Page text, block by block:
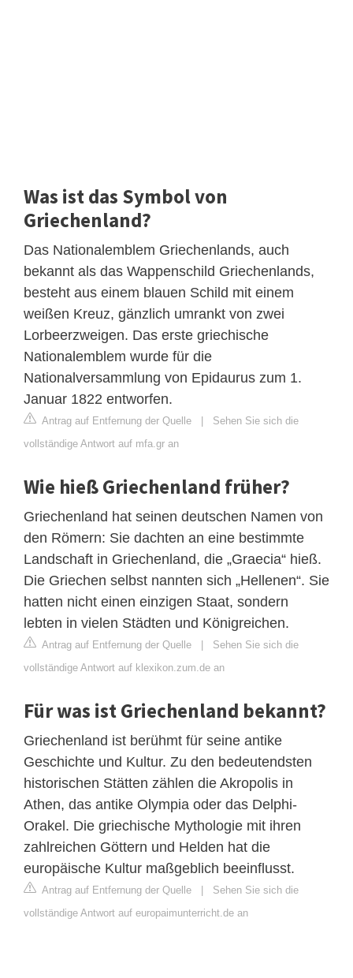
Was ist das Symbol von
Griechenland?
Das Nationalemblem Griechenlands, auch
bekannt als das Wappenschild Griechenlands,
besteht aus einem blauen Schild mit einem
weißen Kreuz, gänzlich umrankt von zwei
Lorbeerzweigen. Das erste griechische
Nationalemblem wurde für die
Nationalversammlung von Epidaurus zum 1.
Januar 1822 entworfen.
Antrag auf Entfernung der Quelle | Sehen Sie sich die
vollständige Antwort auf mfa.gr an
Wie hieß Griechenland früher?
Griechenland hat seinen deutschen Namen von
den Römern: Sie dachten an eine bestimmte
Landschaft in Griechenland, die „Graecia“ hieß.
Die Griechen selbst nannten sich „Hellenen“. Sie
hatten nicht einen einzigen Staat, sondern
lebten in vielen Städten und Königreichen.
Antrag auf Entfernung der Quelle | Sehen Sie sich die
vollständige Antwort auf klexikon.zum.de an
Für was ist Griechenland bekannt?
Griechenland ist berühmt für seine antike
Geschichte und Kultur. Zu den bedeutendsten
historischen Stätten zählen die Akropolis in
Athen, das antike Olympia oder das Delphi-
Orakel. Die griechische Mythologie mit ihren
zahlreichen Göttern und Helden hat die
europäische Kultur maßgeblich beeinflusst.
Antrag auf Entfernung der Quelle | Sehen Sie sich die
vollständige Antwort auf europaimunterricht.de an